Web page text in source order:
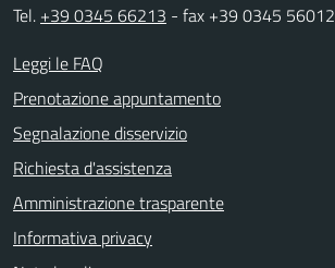
Tel. +39 0345 66213 - fax +39 0345 56012
Leggi le FAQ
Prenotazione appuntamento
Segnalazione disservizio
Richiesta d'assistenza
Amministrazione trasparente
Informativa privacy